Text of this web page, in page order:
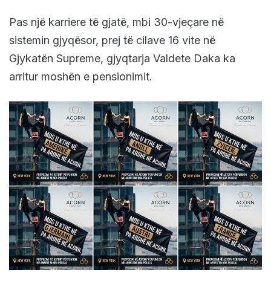
Pas një karriere të gjatë, mbi 30-vjeçare në
sistemin gjyqësor, prej të cilave 16 vite në
Gjykatën Supreme, gjyqtarja Valdete Daka ka
arritur moshën e pensionimit.